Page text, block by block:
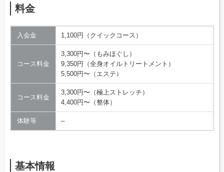
料金
入会金 1,100円（クイックコース）
コース料金
3,300円〜（もみほぐし）
9,350円（全身オイルトリートメント）
5,500円〜（エステ）
コース料金
3,300円〜（極上ストレッチ）
4,400円〜（整体）
体験等 –
基本情報